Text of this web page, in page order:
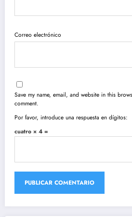
Correo electrónico
Save my name, email, and website in this
comment.
Por favor, introduce una respuesta en dígitos:
cuatro × 4 =